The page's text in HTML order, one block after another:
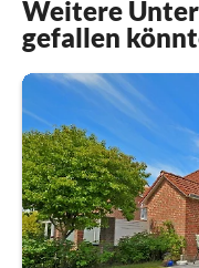
Weitere
gefallen